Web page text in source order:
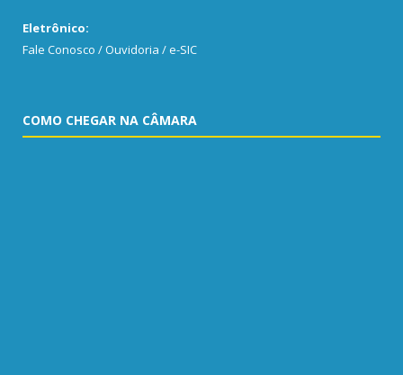
Eletrônico:
Fale Conosco / Ouvidoria / e-SIC
COMO CHEGAR NA CÂMARA